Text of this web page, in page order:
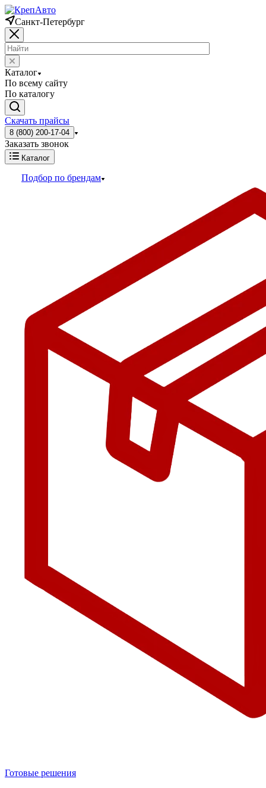
Санкт-Петербург
Каталог
По всему сайту
По каталогу
Скачать прайсы
8 (800) 200-17-04
Заказать звонок
Каталог
Подбор по брендам
Готовые решения